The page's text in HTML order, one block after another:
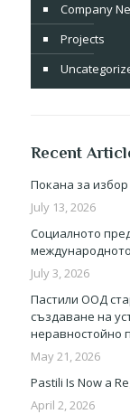
Company
Projects
Recent
Покана за
July 13, 2026
Социалното
July 3, 2026
Пастили ООД
създаване на
неравностойно
May 21, 2026
Pastili Is Now a
April 2, 2026